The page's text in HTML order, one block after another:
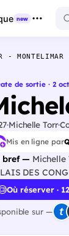
new
-
de sortie · 2
Michelle Torr
Mis en ligne par
bref — Michelle
DES
Où réserver ·
sur —